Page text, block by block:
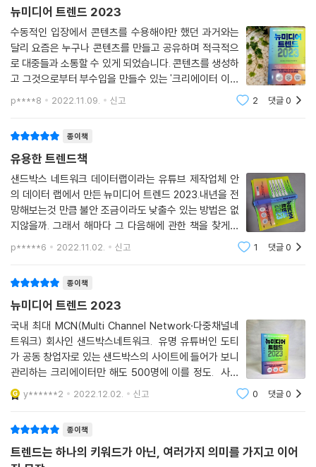
다. 나의 제품 혹은 경쟁사의 제품을 사용하는 고객이 어떤 하루를 보내고
있는지 안다면, 이미 답은 손에 쥐고 있는 것이 아닐까?
--- p.277
이전에는 창작자가 제작하고 시청자는 소비만 하는 단방향 구조였으나, 지
금은 창작자와 수용자가 서로 영향을 주고받은 양방향 구도로 바뀌었다.
로 만들어지기도 하고 특정 장면이 짤방으로 생성돼 커뮤니티에 돌아다니
기도 한다. 다양한 관점과 해석을 바탕으로 한 수많은 2차 창작물들 역시
생겨나고 있다. 다시 말해 시청자가 콘텐츠 소비자인 동시에 생산자로서
참여하는 것이다. 과거의 단방향 방식으로 콘텐츠를 창작하면 안 되는 이
유가 바로 여기에 있다.
--- p.329
키워드보다는 대중의 니즈에, 현상보다는 맥락에 집중해
사회문화 전반의 트렌드를 꿰뚫다!
이 책은 총 2개의 파트로 나누어져 뉴미디어 콘텐츠 및 플랫폼 전반의 생태
계 변화를 살펴보며 앞으로를 전망한다. 먼저 파트 1에서는 현재 대한민국
함으로써 오늘날 유튜브로 대표된 뉴미디어를 관통하는 빅 트렌드가 무엇
인지 알아본다. 더불어 조회수 규모와 주요 시청자 성별, 구독자 규모 분포
를 한눈에 파악할 수 있는 시각 자료를 통해 트렌드를 한눈에 파악할 수 있
도록 만들었다. 자사 브랜드 및 제품을 홍보하기 위해 어떤 채널, 어떤 크리
에이터와 협업해야 할지 몰라 어려움을 겪는 기업들이라면 이 장의 내용이
많은 도움이 될 것이다.
지 핵심 키워드를 구체적으로 살펴본다. 첫 번째 키워드는 바로 ‘크리에이
터 빅웨이브’다. 오늘날 크리에이터들은 더 이상 ‘1인 미디어’가 아닌 ‘1인
미디어 엔터테인먼트 기업’으로 거듭나고 있다. 그들은 과연 어디까지 진
화하게 될까? 이 장에서는 130조 원 규모의 새로운 경제 생태계를 만들어
내고 있는 크리에이터와 관련한 산업의 변화를 조망한다.
두 번째 키워드는 ‘하이퍼리얼리즘의 시대’다. 하이퍼리얼리즘(Hyperrea
lism)은 요즘 시대에 가장 적합한 코미디 포맷이자 커뮤니케이션 방식으
상에서 이 같은 현실 고증이 뜨는 이유는 무엇일까? 오프라인으로의 회귀
가 시작되는 지금, 브랜드 매니저나 마케터뿐 아니라 대중과 소통하고자
뉴미디어 트렌드 2023
수동적인 입장에서 콘텐츠를 수용해야만 했던 과거와는
달리 요즘은 누구나 콘텐츠를 만들고 공유하며 적극적으
로 대중들과 소통할 수 있게 되었습니다. 콘텐츠를 생성하
고 그것으로부터 부수입을 만들수 있는 '크리에이터 이코
노미'가 형성되며 대중의 니즈를 분석하고 파악하는 일이
더욱더 중요해지고 있습니다. [뉴미디어 트랜드]는 유튜
p****8 2022.11.09. 신고 2 댓글0
종이책
유용한 트렌드책
샌드박스 네트워크 데이터랩이라는 유튜브 제작업체 안
의 데이터 랩에서 만든 뉴미디어 트렌드 2023.내년을 전
망해보는것 만큼 불안 조금이라도 낮출수 있는 방법은 없
지않을까. 그래서 해마다 그 다음해에 관한 책을 찾게된
다.이번에 만나본 뉴미디어 트렌드 2023은 센드박스 네
트워크 데이터랩이 만든 만큼 유튜브에 관한 소재가 많다.
p*****6 2022.11.02. 신고 1 댓글0
종이책
뉴미디어 트렌드 2023
국내 최대 MCN(Multi Channel Network·다중채널네
트워크) 회사인 샌드박스네트워크. 유명 유튜버인 도티
가 공동 창업자로 있는 샌드박스의 사이트에 들어가 보니
관리하는 크리에이터만 해도 500명에 이를 정도. 사업
다각화를 위해 다양한 사업을 진행하면서 '샌드박스스토
리'란 이름으로 트렌드 책을 펴내기도 하는군. 유명 크리
y******2 2022.12.02. 신고 0 댓글0
종이책
트렌드는 하나의 키워드가 아닌, 여러가지 의미를 가지고 이어